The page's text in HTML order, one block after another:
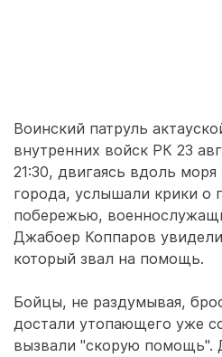
Воинский патруль
внутренних войск РК 23
21:30, двигаясь вдоль
города, услышали крики
побережью,
Джабоер Коппаров
который звал на помощь.
Бойцы, не раздумывая,
достали утопающего уже
вызвали "скорую помощь".